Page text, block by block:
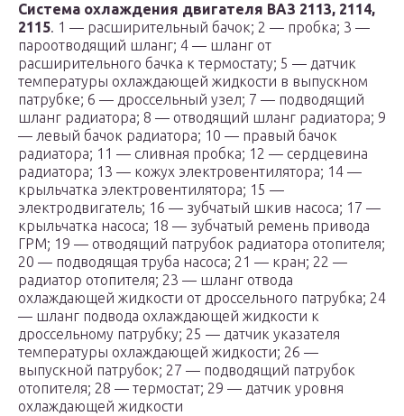
Система охлаждения двигателя ВАЗ 2113, 2114,
2115. 1 — расширительный бачок; 2 — пробка; 3 —
пароотводящий шланг; 4 — шланг от
расширительного бачка к термостату; 5 — датчик
температуры охлаждающей жидкости в выпускном
патрубке; 6 — дроссельный узел; 7 — подводящий
шланг радиатора; 8 — отводящий шланг радиатора; 9
— левый бачок радиатора; 10 — правый бачок
радиатора; 11 — сливная пробка; 12 — сердцевина
радиатора; 13 — кожух электровентилятора; 14 —
крыльчатка электровентилятора; 15 —
электродвигатель; 16 — зубчатый шкив насоса; 17 —
крыльчатка насоса; 18 — зубчатый ремень привода
ГРМ; 19 — отводящий патрубок радиатора отопителя;
20 — подводящая труба насоса; 21 — кран; 22 —
радиатор отопителя; 23 — шланг отвода
охлаждающей жидкости от дроссельного патрубка; 24
— шланг подвода охлаждающей жидкости к
дроссельному патрубку; 25 — датчик указателя
температуры охлаждающей жидкости; 26 —
выпускной патрубок; 27 — подводящий патрубок
отопителя; 28 — термостат; 29 — датчик уровня
охлаждающей жидкости